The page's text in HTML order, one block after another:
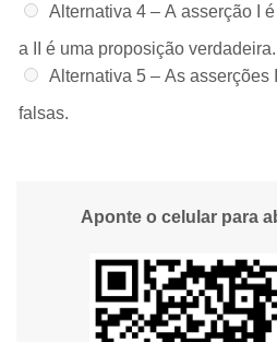
Alternativa 4 – A asserção I
a II é uma proposição verdadeira.
Alternativa 5 – As asserções
falsas.
Aponte o celular para